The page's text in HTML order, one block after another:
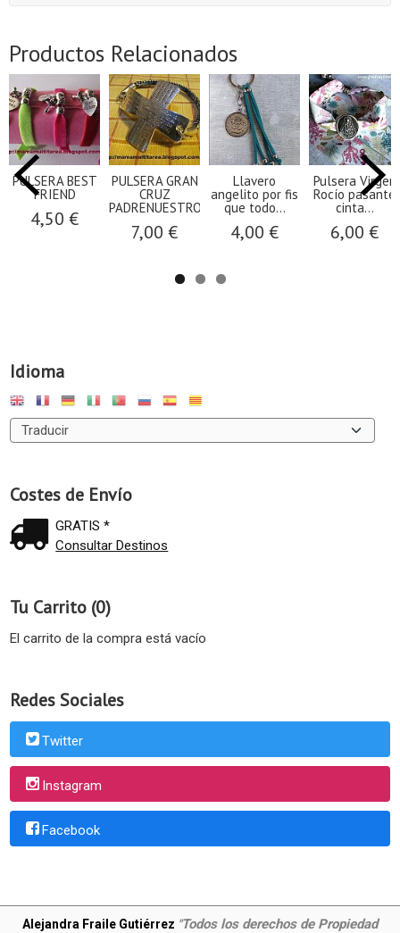
Idioma
Costes de Envío
GRATIS *
Consultar Destinos
Tu Carrito (0)
El carrito de la compra está vacío
Redes Sociales
Twitter
Instagram
Facebook
Productos Relacionados
PULSERA BEST
FRIEND
4,50 €
PULSERA GRAN
CRUZ
PADRENUESTRO...
7,00 €
Llavero
angelito por fis
que todo...
4,00 €
Pulsera Virgen
Rocío pasante
cinta...
6,00 €
Alejandra Fraile Gutiérrez "Todos los derechos de Propiedad